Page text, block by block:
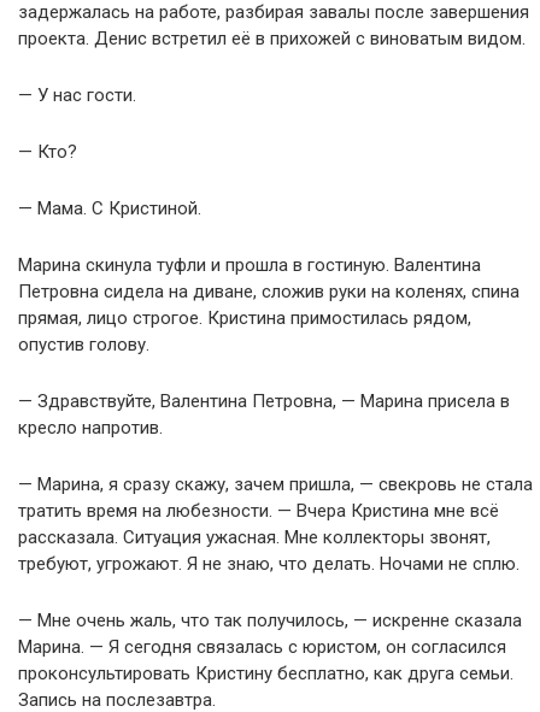
задержалась на работе, разбирая завалы после завершения
проекта. Денис встретил её в прихожей с виноватым видом.
— У нас гости.
— Кто?
— Мама. С Кристиной.
Марина скинула туфли и прошла в гостиную. Валентина
Петровна сидела на диване, сложив руки на коленях, спина
прямая, лицо строгое. Кристина примостилась рядом,
опустив голову.
— Здравствуйте, Валентина Петровна, — Марина присела в
кресло напротив.
— Марина, я сразу скажу, зачем пришла, — свекровь не стала
тратить время на любезности. — Вчера Кристина мне всё
рассказала. Ситуация ужасная. Мне коллекторы звонят,
требуют, угрожают. Я не знаю, что делать. Ночами не сплю.
— Мне очень жаль, что так получилось, — искренне сказала
Марина. — Я сегодня связалась с юристом, он согласился
проконсультировать Кристину бесплатно, как друга семьи.
Запись на послезавтра.